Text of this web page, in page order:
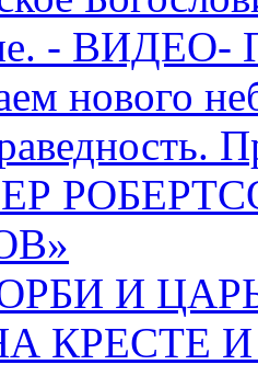
- ВИДЕО-
нового
И ЦАРЬ
КРЕСТЕ